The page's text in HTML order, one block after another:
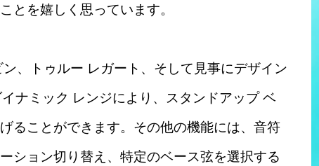
とを嬉しく思っています。
、トゥルー レガート、そして見事にデザイン
ナミック レンジにより、スタンドアップ ベ
ることができます。その他の機能には、音符
ション切り替え、特定のベース弦を選択する